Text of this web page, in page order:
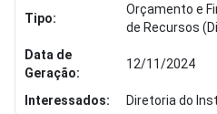
Tipo:
Orçamento e
de Recursos
Data de
Geração:
12/11/2024
Interessados: Diretoria do